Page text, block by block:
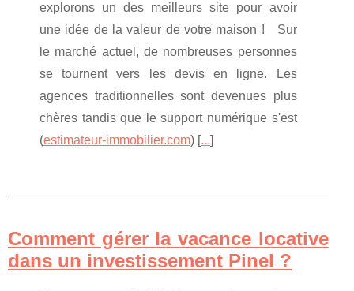
explorons un des meilleurs site pour avoir
une idée de la valeur de votre maison ! Sur
le marché actuel, de nombreuses personnes
se tournent vers les devis en ligne. Les
agences traditionnelles sont devenues plus
chères tandis que le support numérique s'est
(estimateur-immobilier.com) [...]
Comment gérer la vacance locative
dans un investissement Pinel ?